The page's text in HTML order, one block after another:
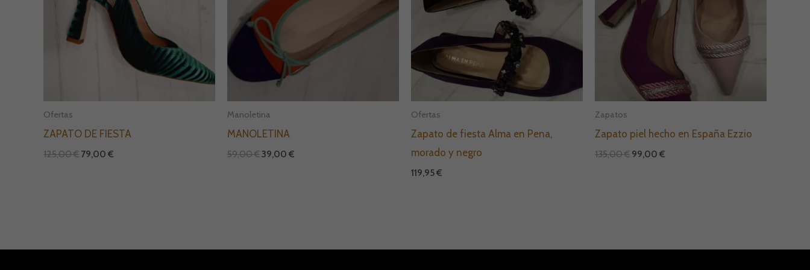
Ofertas
ZAPATO DE FIESTA
125,00€ 79,00 €
Manoletina
MANOLETINA
59,00€39,00 €
Ofertas
Zapato de fiesta Alma en Pena,
morado y negro
119,95€
Zapatos
Zapato piel hecho en España Ezzio
135,00€ 99,00 €